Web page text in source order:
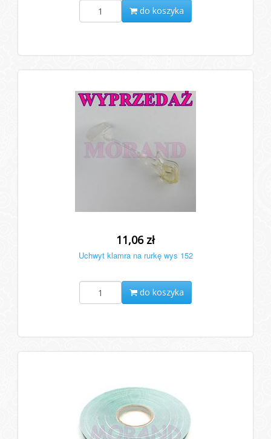
do koszyka
11,06 zł
Uchwyt klamra na rurkę wys 152
do koszyka